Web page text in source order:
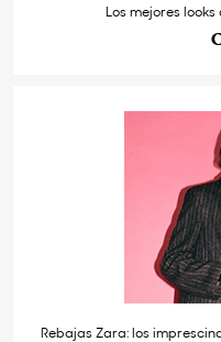
Los mejores
Rebajas Zara: los